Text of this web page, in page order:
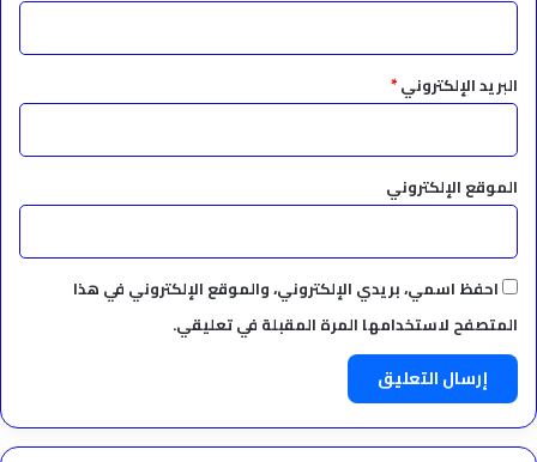
البريد الإلكتروني*
الموقع الإلكتروني
احفظ اسمي، بريدي الإلكتروني، والموقع الإلكتروني في هذا
المتصفح لاستخدامها المرة المقبلة في تعليقي.